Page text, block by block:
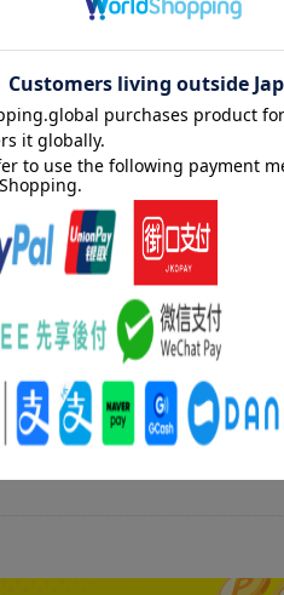
素敵な旦那様となっています。
公爵のレナルド。